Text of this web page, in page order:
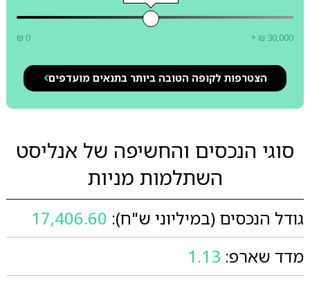
₪ 0 + ₪ 30,000
הצטרפות לקופה הטובה ביותר בתנאים מועדפים
סוגי הנכסים והחשיפה של אנליסט
השתלמות מניות
גודל הנכסים (במיליוני ש"ח): 17,406.60
מדד שארפ: 1.13